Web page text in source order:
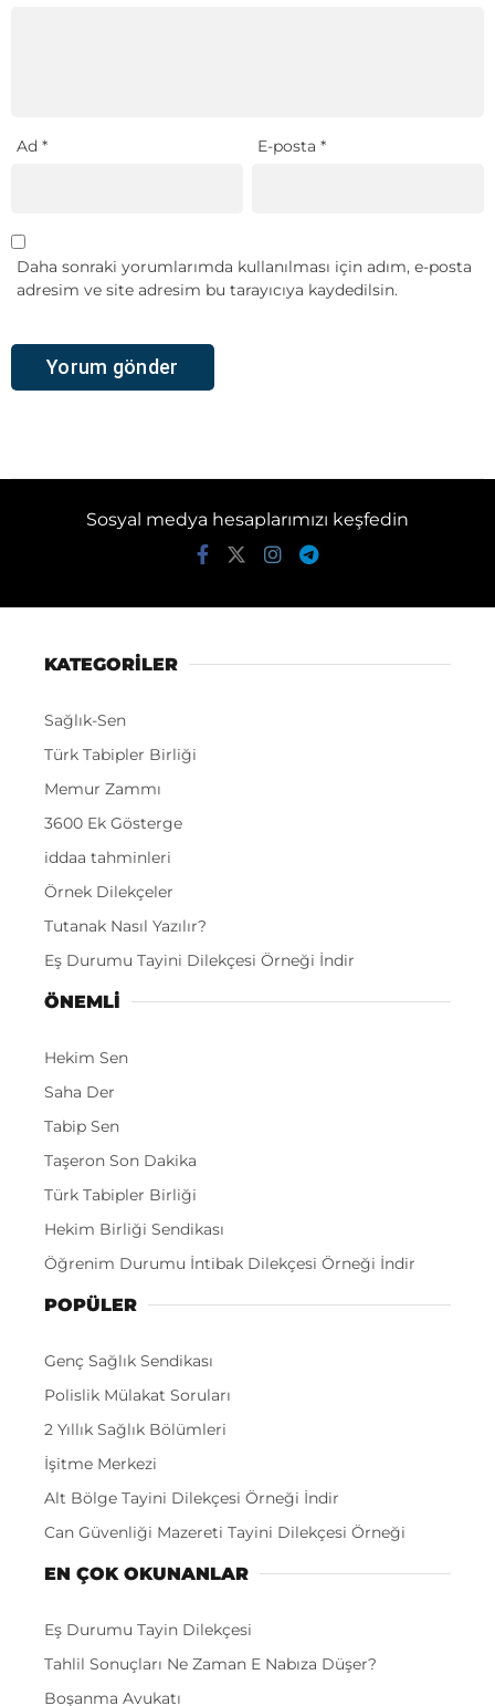
Ad * E-posta*
Daha sonraki yorumlarımda kullanılması için adım, e-posta
adresim ve site adresim bu tarayıcıya kaydedilsin.
Sosyal medya hesaplarımızı keşfedin
KATEGORİLER
Sağlık-Sen
Türk Tabipler Birliği
Memur Zammı
3600 Ek Gösterge
iddaa tahminleri
Örnek Dilekçeler
Tutanak Nasıl Yazılır?
Eş Durumu Tayini Dilekçesi Örneği İndir
ÖNEMLI
Hekim Sen
Saha Der
Tabip Sen
Taşeron Son Dakika
Türk Tabipler Birliği
Hekim Birliği Sendikası
Öğrenim Durumu İntibak Dilekçesi Örneği İndir
POPÜLER
Genç Sağlık Sendikası
Polislik Mülakat Soruları
2 Yıllık Sağlık Bölümleri
İşitme Merkezi
Alt Bölge Tayini Dilekçesi Örneği İndir
Can Güvenliği Mazereti Tayini Dilekçesi Örneği
EN ÇOK OKUNANLAR
Eş Durumu Tayin Dilekçesi
Tahlil Sonuçları Ne Zaman E Nabıza Düşer?
Boşanma Avukatı